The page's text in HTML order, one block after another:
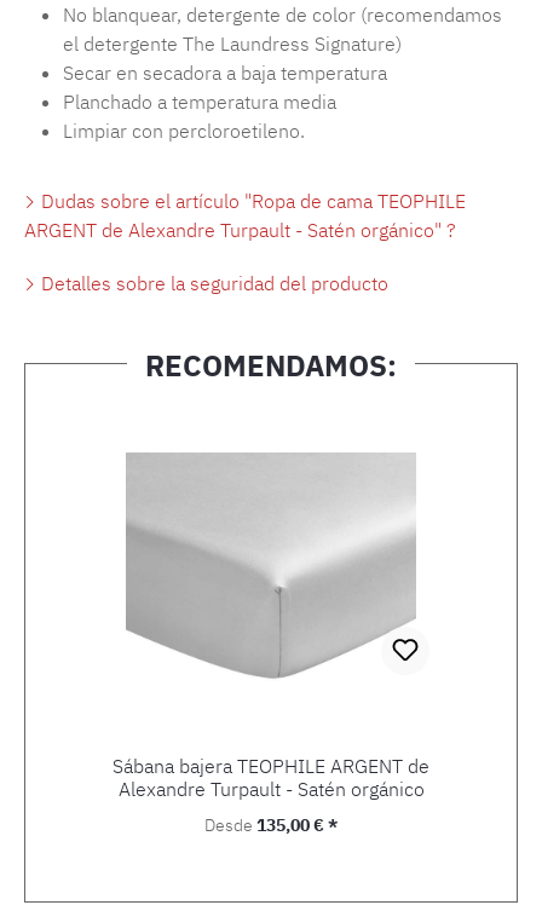
No blanquear, detergente de color (recomendamos
el detergente The Laundress Signature)
Secar en secadora a baja temperatura
Planchado a temperatura media
Limpiar con percloroetileno.
Dudas sobre el artículo "Ropa de cama TEOPHILE
ARGENT de Alexandre Turpault - Satén orgánico" ?
Detalles sobre la seguridad del producto
RECOMENDAMOS:
Sábana bajera TEOPHILE ARGENT de
Alexandre Turpault - Satén orgánico
Precio normal:
Desde 135,00 € *